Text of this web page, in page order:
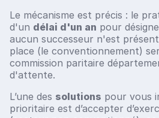
Le mécanisme est précis : le
d'un délai d'un an pour
aucun successeur n'est
place (le conventionnement)
commission paritaire
d'attente.
L’une des solutions pour vous
prioritaire est d’accepter